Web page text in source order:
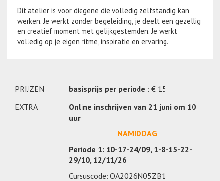
Dit atelier is voor diegene die volledig zelfstandig kan
werken. Je werkt zonder begeleiding, je deelt een gezellig
en creatief moment met gelijkgestemden. Je werkt
volledig op je eigen ritme, inspiratie en ervaring.
PRIJZEN basisprijs per periode : € 15
EXTRA
Online inschrijven van 21 juni om 10
uur
NAMIDDAG
Periode 1: 10-17-24/09, 1-8-15-22-
29/10, 12/11/26
Cursuscode: OA2026N05ZB1